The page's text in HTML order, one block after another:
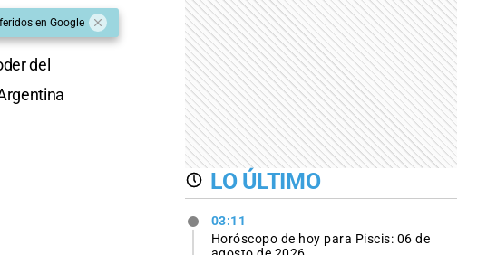
en Google
del
LO ÚLTIMO
03:11
Horóscopo de hoy para Piscis: 06 de